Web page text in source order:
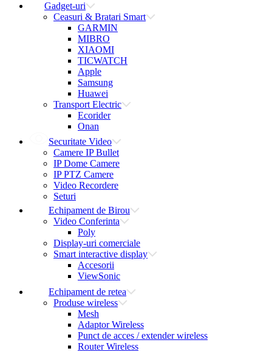
Gadget-uri
Ceasuri & Bratari Smart
GARMIN
MIBRO
XIAOMI
TICWATCH
Apple
Samsung
Huawei
Transport Electric
Ecorider
Onan
Securitate Video
Camere IP Bullet
IP Dome Camere
IP PTZ Camere
Video Recordere
Seturi
Echipament de Birou
Video Conferinta
Poly
Display-uri comerciale
Smart interactive display
Accesorii
ViewSonic
Echipament de retea
Produse wireless
Mesh
Adaptor Wireless
Punct de acces / extender wireless
Router Wireless